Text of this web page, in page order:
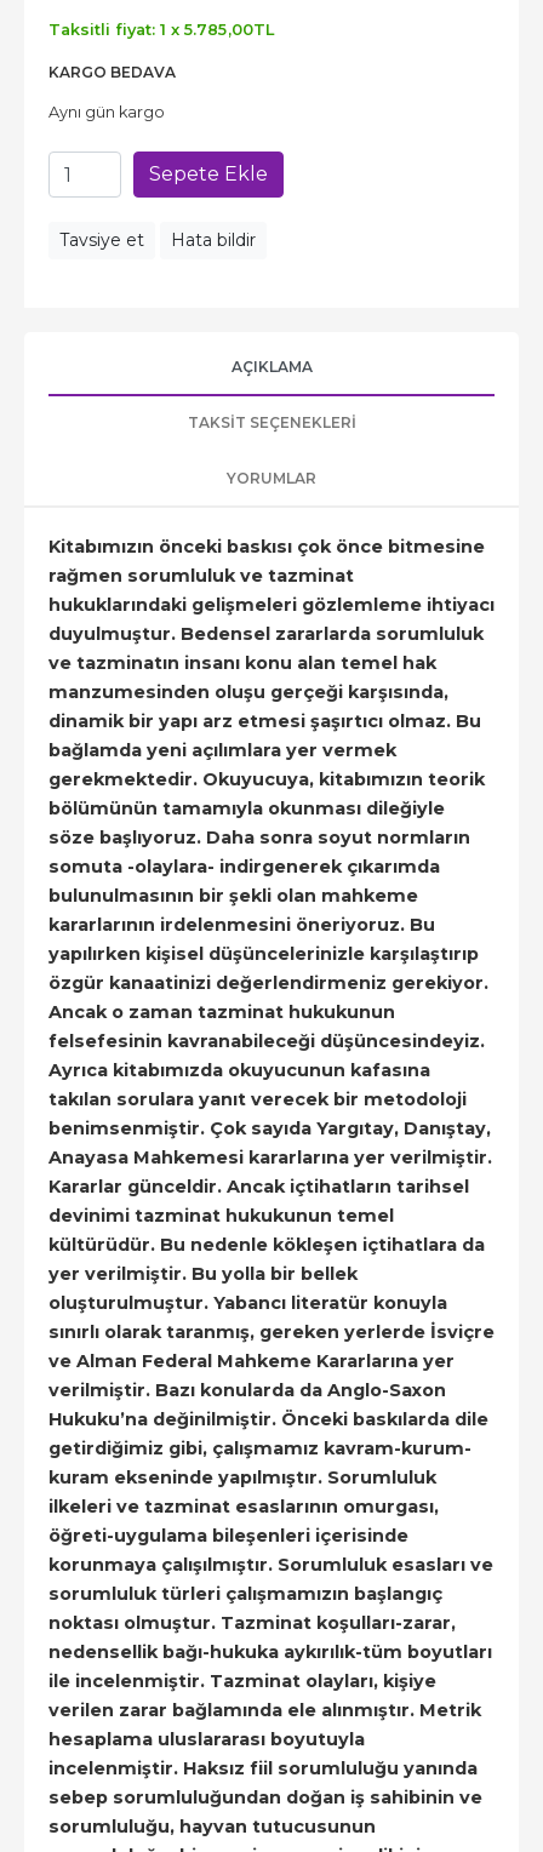
Taksitli fiyat: 1 x 5.785,00TL
KARGO BEDAVA
Aynı gün kargo
Sepete Ekle
Tavsiye et Hata bildir
AÇIKLAMA
TAKSIT SEÇENEKLERI
YORUMLAR
Kitabımızın önceki baskısı çok önce bitmesine
rağmen sorumluluk ve tazminat
hukuklarındaki gelişmeleri gözlemleme ihtiyacı
duyulmuştur. Bedensel zararlarda sorumluluk
ve tazminatın insanı konu alan temel hak
manzumesinden oluşu gerçeği karşısında,
dinamik bir yapı arz etmesi şaşırtıcı olmaz. Bu
bağlamda yeni açılımlara yer vermek
gerekmektedir. Okuyucuya, kitabımızın teorik
bölümünün tamamıyla okunması dileğiyle
söze başlıyoruz. Daha sonra soyut normların
somuta -olaylara- indirgenerek çıkarımda
bulunulmasının bir şekli olan mahkeme
kararlarının irdelenmesini öneriyoruz. Bu
yapılırken kişisel düşüncelerinizle karşılaştırıp
özgür kanaatinizi değerlendirmeniz gerekiyor.
Ancak o zaman tazminat hukukunun
felsefesinin kavranabileceği düşüncesindeyiz.
Ayrıca kitabımızda okuyucunun kafasına
takılan sorulara yanıt verecek bir metodoloji
benimsenmiştir. Çok sayıda Yargıtay, Danıştay,
Anayasa Mahkemesi kararlarına yer verilmiştir.
Kararlar günceldir. Ancak içtihatların tarihsel
devinimi tazminat hukukunun temel
kültürüdür. Bu nedenle kökleşen içtihatlara da
yer verilmiştir. Bu yolla bir bellek
oluşturulmuştur. Yabancı literatür konuyla
sınırlı olarak taranmış, gereken yerlerde İsviçre
ve Alman Federal Mahkeme Kararlarına yer
verilmiştir. Bazı konularda da Anglo-Saxon
Hukuku’na değinilmiştir. Önceki baskılarda dile
getirdiğimiz gibi, çalışmamız kavram-kurum-
kuram ekseninde yapılmıştır. Sorumluluk
ilkeleri ve tazminat esaslarının omurgası,
öğreti-uygulama bileşenleri içerisinde
korunmaya çalışılmıştır. Sorumluluk esasları ve
sorumluluk türleri çalışmamızın başlangıç
noktası olmuştur. Tazminat koşulları-zarar,
nedensellik bağı-hukuka aykırılık-tüm boyutları
ile incelenmiştir. Tazminat olayları, kişiye
verilen zarar bağlamında ele alınmıştır. Metrik
hesaplama uluslararası boyutuyla
incelenmiştir. Haksız fiil sorumluluğu yanında
sebep sorumluluğundan doğan iş sahibinin ve
sorumluluğu, hayvan tutucusunun